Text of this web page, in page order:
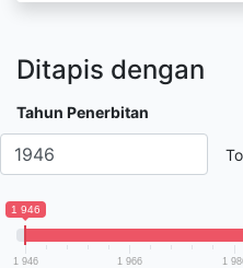
Ditapis dengan
Tahun Penerbitan
To
1 946
1 946 1 966 1